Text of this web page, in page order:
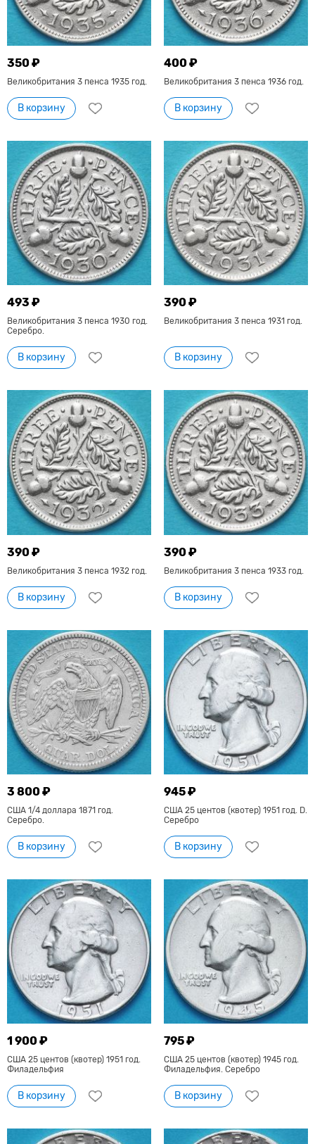
350 ₽
Великобритания 3 пенса 1935 год.
В корзину
400 ₽
Великобритания 3 пенса 1936 год.
В корзину
493 ₽
Великобритания 3 пенса 1930 год.
Серебро.
В корзину
390 ₽
Великобритания 3 пенса 1931 год.
В корзину
390 ₽
Великобритания 3 пенса 1932 год.
В корзину
390 ₽
Великобритания 3 пенса 1933 год.
В корзину
3 800 ₽
США 1/4 доллара 1871 год.
Серебро.
В корзину
945 ₽
США 25 центов (квотер) 1951 год. D.
Серебро
В корзину
1 900 ₽
США 25 центов (квотер) 1951 год.
Филадельфия
В корзину
795 ₽
США 25 центов (квотер) 1945 год.
Филадельфия. Серебро
В корзину